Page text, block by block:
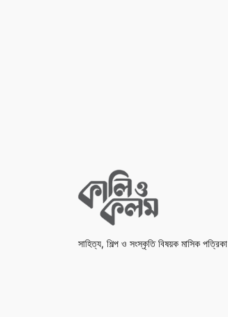
সাহিত্য, শিল্প ও সংস্কৃতি বিষয়ক মাসিক পত্রিকা